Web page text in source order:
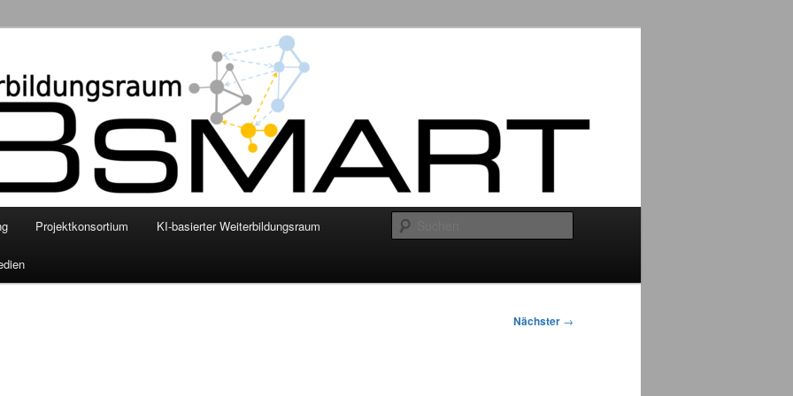
Grundlegung eines smarten KI-basierten digitalen
mittels personalisierter Empfehlungssysteme
Projektkonsortium KI-basierter Weiterbildungsraum
Nächster →